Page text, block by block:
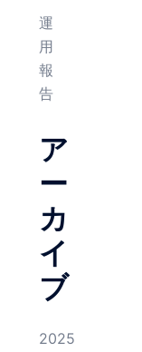
運
用
報
告
ア
ー
カ
イ
ブ
2025